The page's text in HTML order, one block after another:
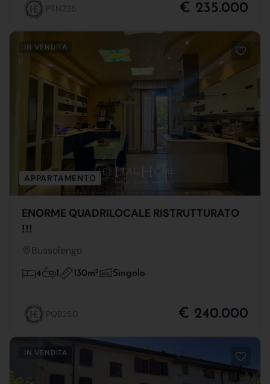
PTN235 € 235.000
IN VENDITA
APPARTAMENTO
ENORME QUADRILOCALE RISTRUTTURATO
!!!
Bussolengo
4 1 130m2 Singolo
PQB250 € 240.000
IN VENDITA